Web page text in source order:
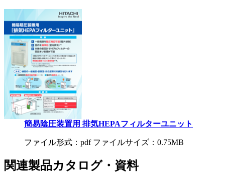
簡易陰圧装置用 排気HEPAフィルターユニット
ファイル形式：pdf ファイルサイズ：0.75MB
関連製品カタログ・資料